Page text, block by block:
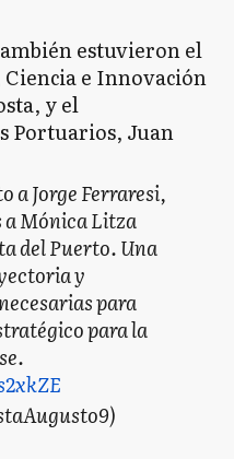
estuvieron el
e Innovación
y el
Portuarios, Juan
a Jorge Ferraresi,
a Mónica Litza
del Puerto. Una
y
para
para la